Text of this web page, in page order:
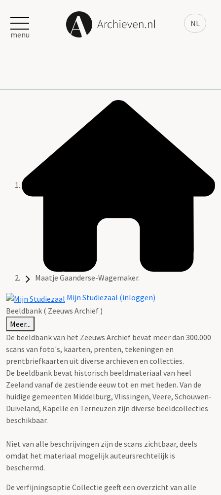
NL
menu
Maatje Gaanderse-Wagemaker.
Mijn Studiezaal (inloggen)
Beeldbank ( Zeeuws Archief )
Meer...
De beeldbank van het Zeeuws Archief bevat meer dan 300.000
scans van foto's, kaarten, prenten, tekeningen en
prentbriefkaarten uit diverse archieven en collecties.
De beeldbank bevat historisch beeldmateriaal van heel
Zeeland vanaf de zestiende eeuw tot en met heden. Van de
huidige gemeenten Middelburg, Vlissingen, Veere, Schouwen-
Duiveland, Kapelle en Terneuzen zijn diverse beeldcollecties
beschikbaar.
Niet van alle beschrijvingen zijn de scans zichtbaar, deels
omdat het materiaal mogelijk auteursrechtelijk is
beschermd.
De verfijningsoptie Collectie geeft een overzicht van alle